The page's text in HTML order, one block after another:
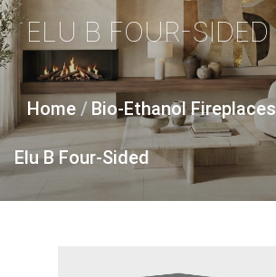
ELU B FOUR-SIDED
Home / Bio-Ethanol Fireplaces
Elu B Four-Sided